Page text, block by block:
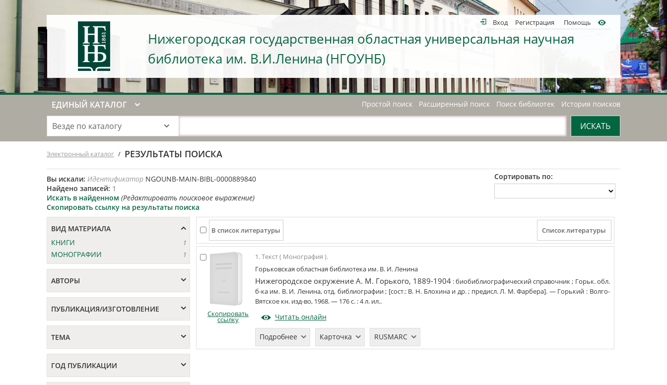
Вход Регистрация Помощь
Нижегородская государственная областная универсальная научная
библиотека им. В.И.Ленина (НГОУНБ)
ЕДИНЫЙ КАТАЛОГ Простой поиск Расширенный поиск Поиск библиотек История поисков
Везде по каталогу
Электронный каталог / РЕЗУЛЬТАТЫ ПОИСКА
Сортировать по:
Вы искали: Идентификатор NGOUNB-MAIN-BIBL-0000889840
Найдено записей: 1
Искать в найденном (Редактировать поисковое выражение)
Скопировать ссылку на результаты поиска
ВИД МАТЕРИАЛА
КНИГИ
1
МОНОГРАФИИ 1
АВТОРЫ
ПУБЛИКАЦИЯ/ИЗГОТОВЛЕНИЕ
ТЕМА
ГОД ПУБЛИКАЦИИ
Скопировать
ссылку
1. Текст ( Монография ).
Горьковская областная библиотека им. В. И. Ленина
Нижегородское окружение А. М. Горького, 1889-1904 :биобиблиографический справочник; Горьк. обл.
б-ка им. В. И. Ленина, отд. библиографии ; [сост.: В. Н. Блохина и др. ; предисл. Л. М. Фарбера]. —Горький : Волго-
Вятское кн. изд-во,1968. —176 с. :4 л. ил..
Читать онлайн
Подробнее Карточка RUSMARC